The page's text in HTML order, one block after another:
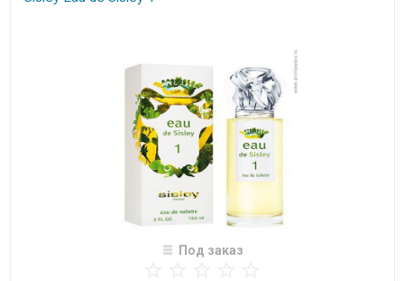
Под заказ